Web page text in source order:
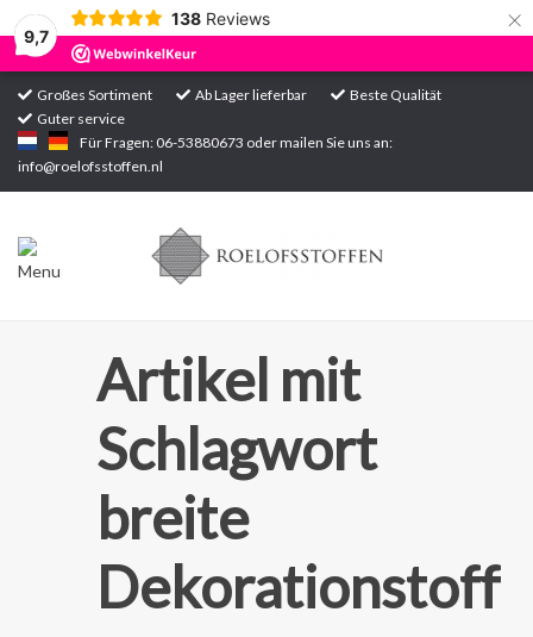
9,7
138 Reviews ×
Großes Sortiment Ab Lager lieferbar
Beste Qualität
Guter service
Für Fragen: 06-53880673 oder mailen Sie uns an:
info@roelofsstoffen.nl
Startseite
Sortiment
Artikel mit
Schlagwort
breite
Dekorationstoff